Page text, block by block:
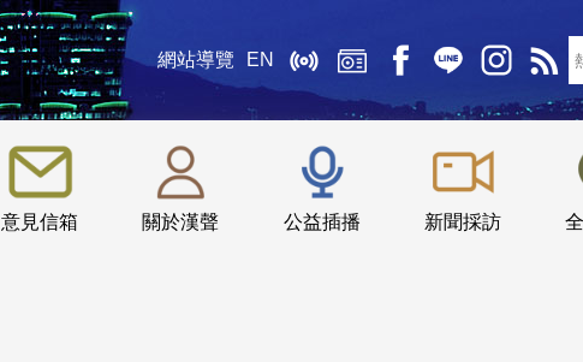
網站導覽 EN
意見信箱 關於漢聲 公益插播 新聞採訪
:::